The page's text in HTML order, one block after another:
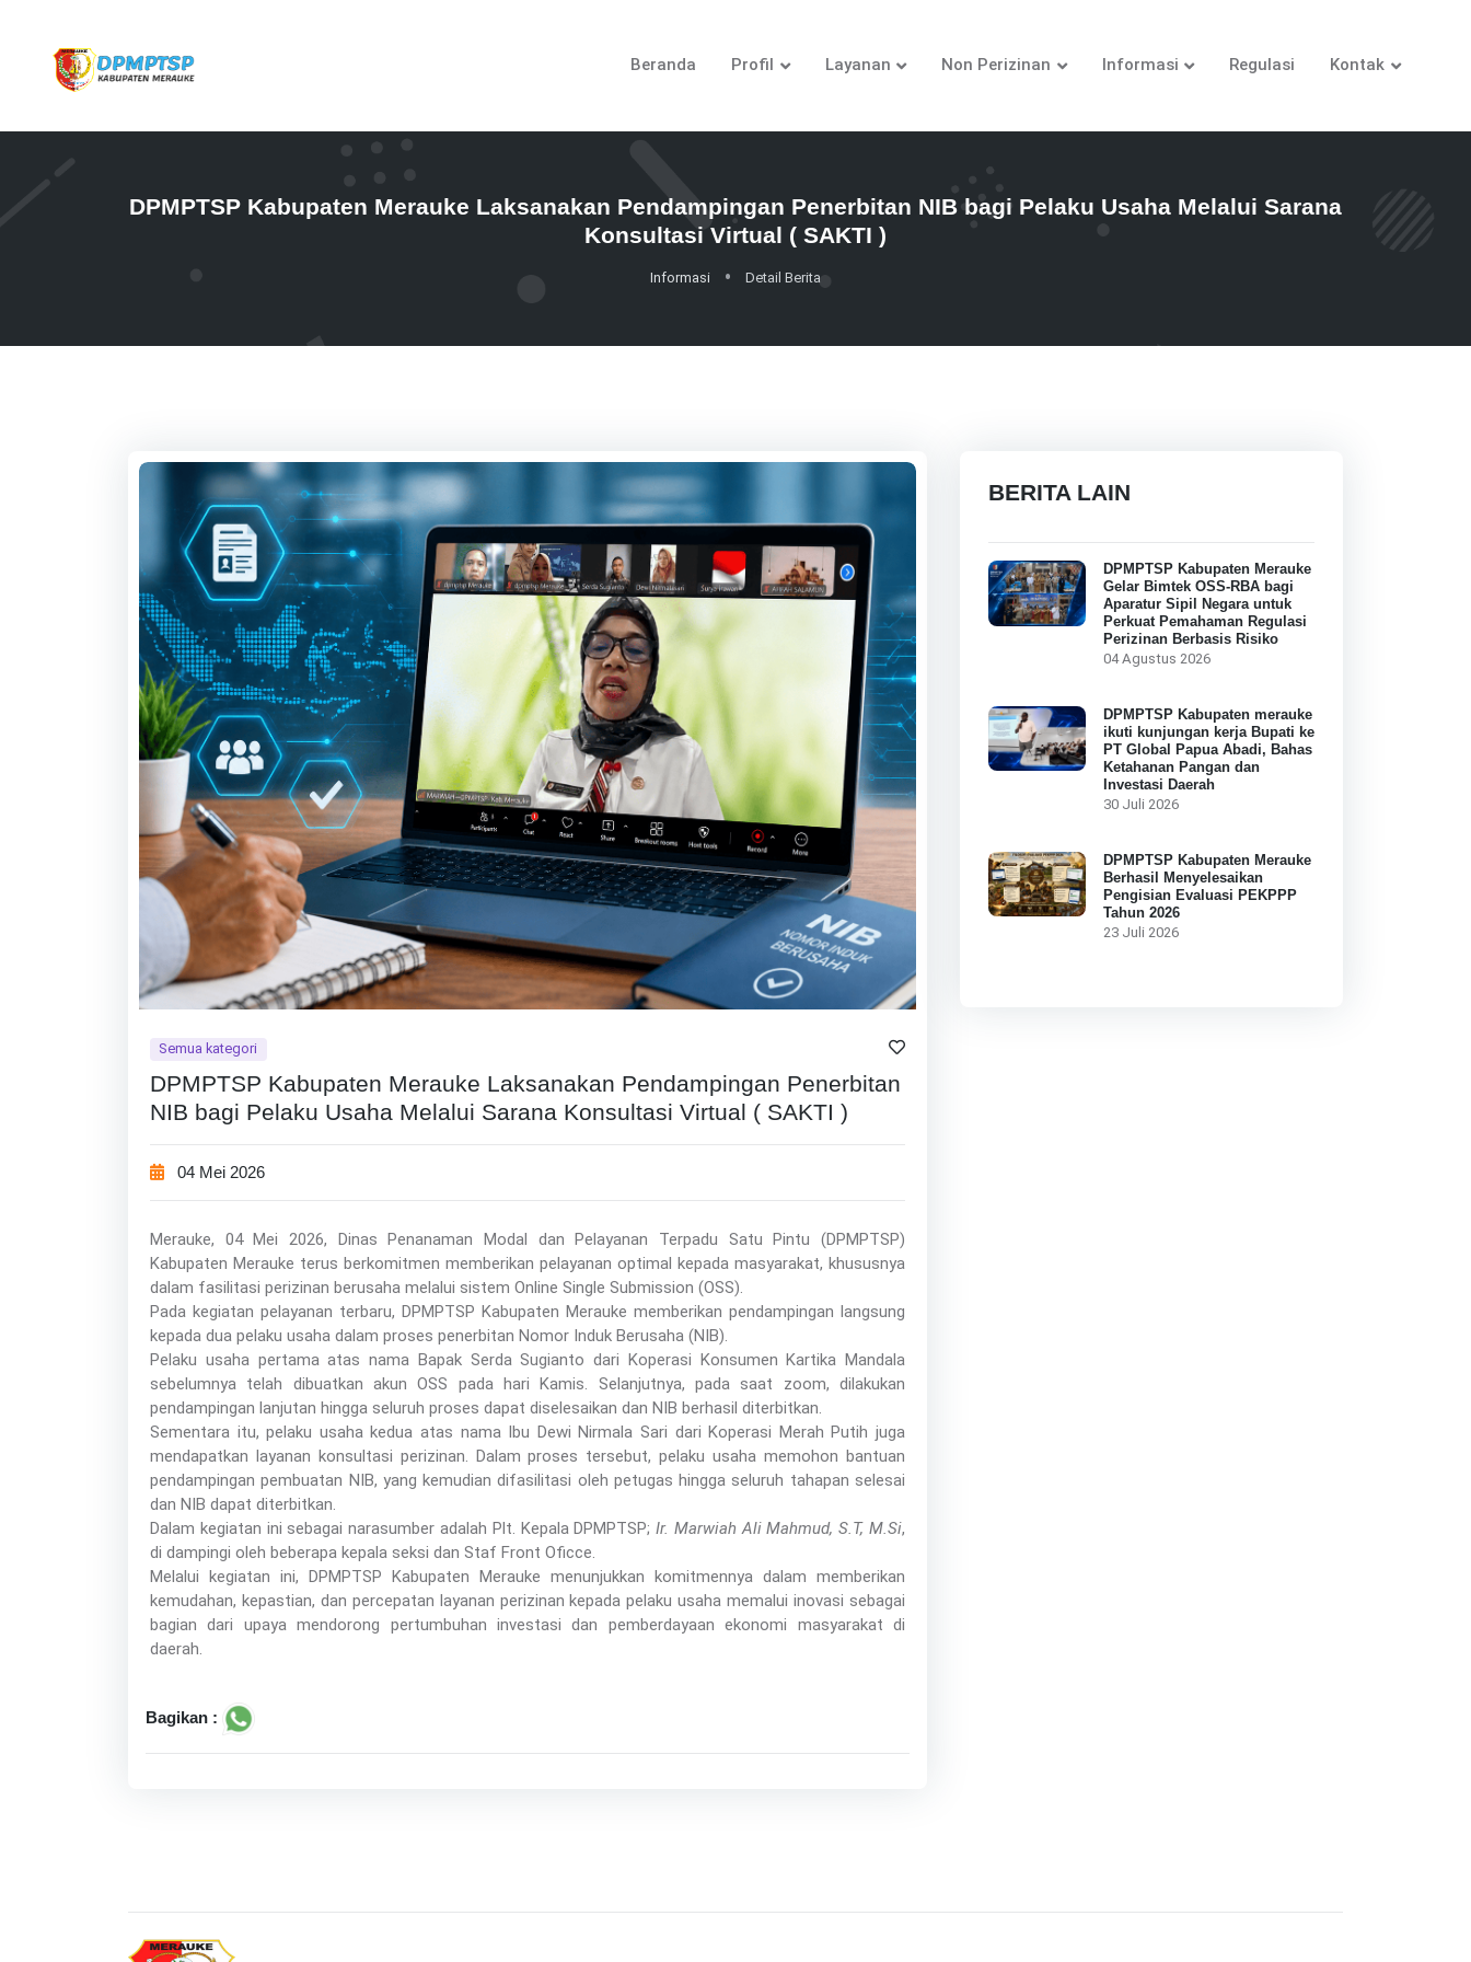
Beranda Profil Layanan Non Perizinan Informasi Regulasi Kontak
DPMPTSP Kabupaten Merauke Laksanakan Pendampingan Penerbitan NIB bagi Pelaku Usaha Melalui Sarana
Konsultasi Virtual ( SAKTI )
Informasi Detail Berita
Semua kategori
DPMPTSP Kabupaten Merauke Laksanakan Pendampingan Penerbitan
NIB bagi Pelaku Usaha Melalui Sarana Konsultasi Virtual ( SAKTI )
04 Mei 2026
Merauke, 04 Mei 2026, Dinas Penanaman Modal dan Pelayanan Terpadu Satu Pintu (DPMPTSP)
Kabupaten Merauke terus berkomitmen memberikan pelayanan optimal kepada masyarakat, khususnya
dalam fasilitasi perizinan berusaha melalui sistem Online Single Submission (OSS).
Pada kegiatan pelayanan terbaru, DPMPTSP Kabupaten Merauke memberikan pendampingan langsung
kepada dua pelaku usaha dalam proses penerbitan Nomor Induk Berusaha (NIB).
Pelaku usaha pertama atas nama Bapak Serda Sugianto dari Koperasi Konsumen Kartika Mandala
sebelumnya telah dibuatkan akun OSS pada hari Kamis. Selanjutnya, pada saat zoom, dilakukan
pendampingan lanjutan hingga seluruh proses dapat diselesaikan dan NIB berhasil diterbitkan.
Sementara itu, pelaku usaha kedua atas nama Ibu Dewi Nirmala Sari dari Koperasi Merah Putih juga
mendapatkan layanan konsultasi perizinan. Dalam proses tersebut, pelaku usaha memohon bantuan
pendampingan pembuatan NIB, yang kemudian difasilitasi oleh petugas hingga seluruh tahapan selesai
dan NIB dapat diterbitkan.
Dalam kegiatan ini sebagai narasumber adalah Plt. Kepala DPMPTSP; Ir. Marwiah Ali Mahmud, S.T, M.Si,
di dampingi oleh beberapa kepala seksi dan Staf Front Oficce.
Melalui kegiatan ini, DPMPTSP Kabupaten Merauke menunjukkan komitmennya dalam memberikan
kemudahan, kepastian, dan percepatan layanan perizinan kepada pelaku usaha memalui inovasi sebagai
bagian dari upaya mendorong pertumbuhan investasi dan pemberdayaan ekonomi masyarakat di
daerah.
Bagikan :
BERITA LAIN
DPMPTSP Kabupaten Merauke
Gelar Bimtek OSS-RBA bagi
Aparatur Sipil Negara untuk
Perkuat Pemahaman Regulasi
Perizinan Berbasis Risiko
04 Agustus 2026
DPMPTSP Kabupaten merauke
ikuti kunjungan kerja Bupati ke
PT Global Papua Abadi, Bahas
Ketahanan Pangan dan
Investasi Daerah
30 Juli 2026
DPMPTSP Kabupaten Merauke
Berhasil Menyelesaikan
Pengisian Evaluasi PEKPPP
Tahun 2026
23 Juli 2026